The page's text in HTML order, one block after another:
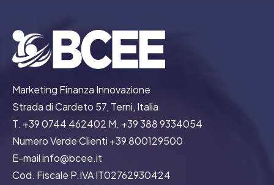
Marketing Finanza Innovazione
Strada di Cardeto 57, Terni, Italia
T. +39 0744 462402 M. +39 388 9334054
Numero Verde Clienti +39 800129500
E-mail info@bcee.it
Cod. Fiscale P.IVA IT02762930424